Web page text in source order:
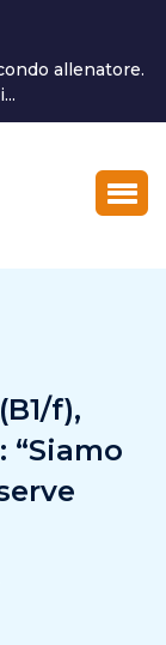
allenatore.
f),
“Siamo